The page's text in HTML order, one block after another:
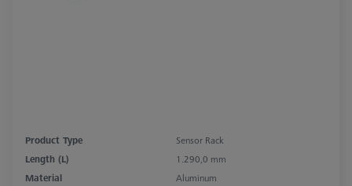
Product Type
Sensor Rack
Length (L)
1.290,0 mm
Material
Aluminum